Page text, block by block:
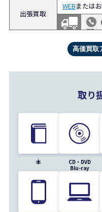
出張買取
WEBまたは
間
高価買取
取り
本
CD・DVD
Blu-ray